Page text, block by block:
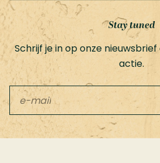
Stay tuned
Schrijf je in op onze
actie.
Leave
this
field
blank